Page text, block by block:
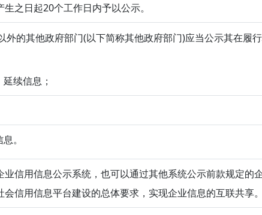
之日起20个工作日内予以公示。
的其他政府部门(以下简称其他政府部门)应当公示其在履
续信息；
。
信用信息公示系统，也可以通过其他系统公示前款规定的
信用信息平台建设的总体要求，实现企业信息的互联共享。